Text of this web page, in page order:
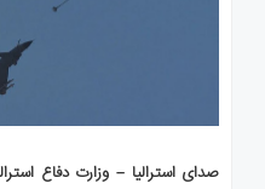
صدای استرالیا – وزارت دفاع